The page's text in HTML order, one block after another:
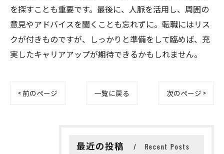
を探すことも重要です。最後に、人脈を活用し、周囲の
意見やアドバイスを聞くことも忘れずに。転職にはリス
クが付きものですが、しっかりと準備をして臨めば、充
実したキャリアアップが期待できるかもしれません。
< 前のページ 一覧に戻る 次のページ >
最近の投稿 Recent Posts